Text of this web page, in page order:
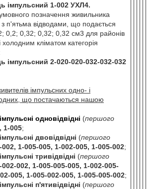
імпульсний 1-002 УХЛ4.
позначення живильника
п'ятьма відводами, що подається
0,2; 0,32; 0,32; 0,32 см3 для районів
холодним кліматом категорія
імпульсний 2-020-020-032-032-032
імпульсних одно- і
що постачаються нашою
одновідвідні (першого
1-005;
двовідвідні (першого
002, 1-005-005, 1-002-005, 1-005-002;
тривідвідні (першого
002-002, 1-005-005-005, 1-002-005-
005, 1-005-002-005, 1-005-005-002;
п'ятивідвідні (першого